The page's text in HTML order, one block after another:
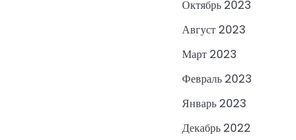
Октябрь 2023
Август 2023
Март 2023
Февраль 2023
Январь 2023
Декабрь 2022